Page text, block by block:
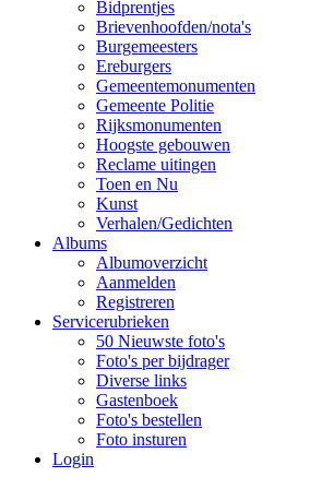
Bidprentjes
Brievenhoofden/nota's
Burgemeesters
Ereburgers
Gemeentemonumenten
Gemeente Politie
Rijksmonumenten
Hoogste gebouwen
Reclame uitingen
Toen en Nu
Kunst
Verhalen/Gedichten
Albums
Albumoverzicht
Aanmelden
Registreren
Servicerubrieken
50 Nieuwste foto's
Foto's per bijdrager
Diverse links
Gastenboek
Foto's bestellen
Foto insturen
Login